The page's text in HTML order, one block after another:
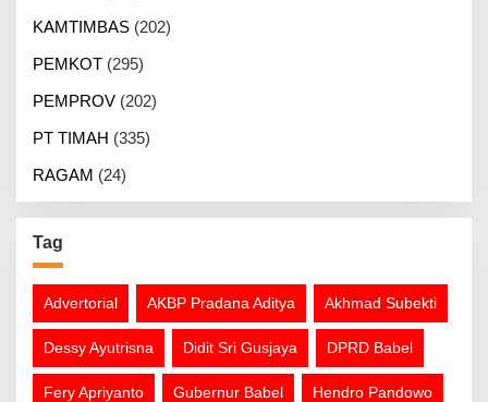
KAMTIMBAS (202)
PEMKOT (295)
PEMPROV (202)
PT TIMAH (335)
RAGAM (24)
Tag
Advertorial AKBP Pradana Aditya Akhmad Subekti
Dessy Ayutrisna Didit Sri Gusjaya DPRD Babel
Fery Apriyanto Gubernur Babel Hendro Pandowo